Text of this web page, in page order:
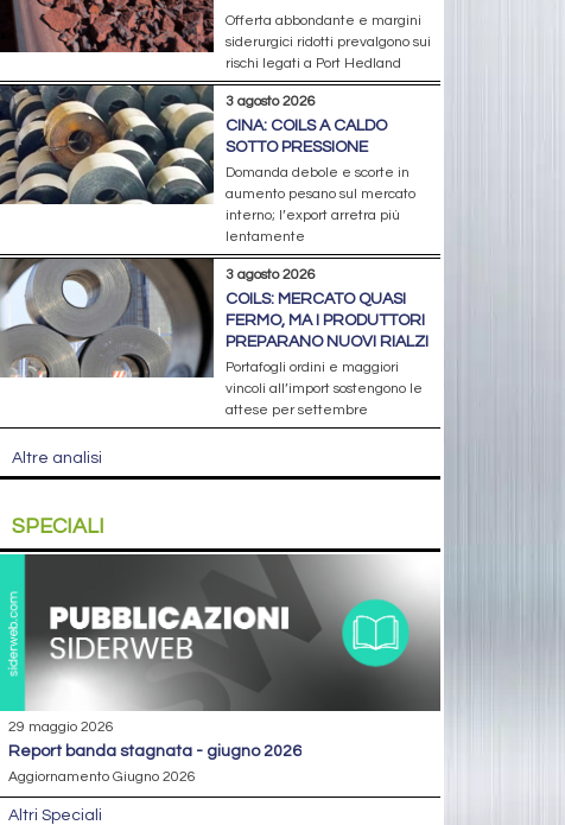
Offerta abbondante e margini
siderurgici ridotti prevalgono sui
rischi legati a Port Hedland
3 agosto 2026
CINA: COILS A CALDO
SOTTO PRESSIONE
Domanda debole e scorte in
aumento pesano sul mercato
interno; l’export arretra più
lentamente
3 agosto 2026
COILS: MERCATO QUASI
FERMO, MA I PRODUTTORI
PREPARANO NUOVI RIALZI
Portafogli ordini e maggiori
vincoli all’import sostengono le
attese per settembre
Altre analisi
SPECIALI
29 maggio 2026
report banda stagnata - giugno 2026
Aggiornamento Giugno 2026
Altri Speciali